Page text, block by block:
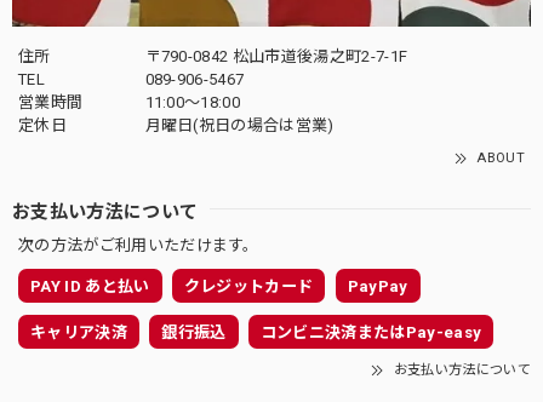
住所
〒790-0842 松山市道後湯之町2-7-1F
TEL
089-906-5467
営業時間
11:00〜18:00
定休日
月曜日(祝日の場合は営業)
ABOUT
お支払い方法について
次の方法がご利用いただけます。
PAY ID あと払い クレジットカード PayPay
キャリア決済 銀行振込 コンビニ決済またはPay-easy
お支払い方法について